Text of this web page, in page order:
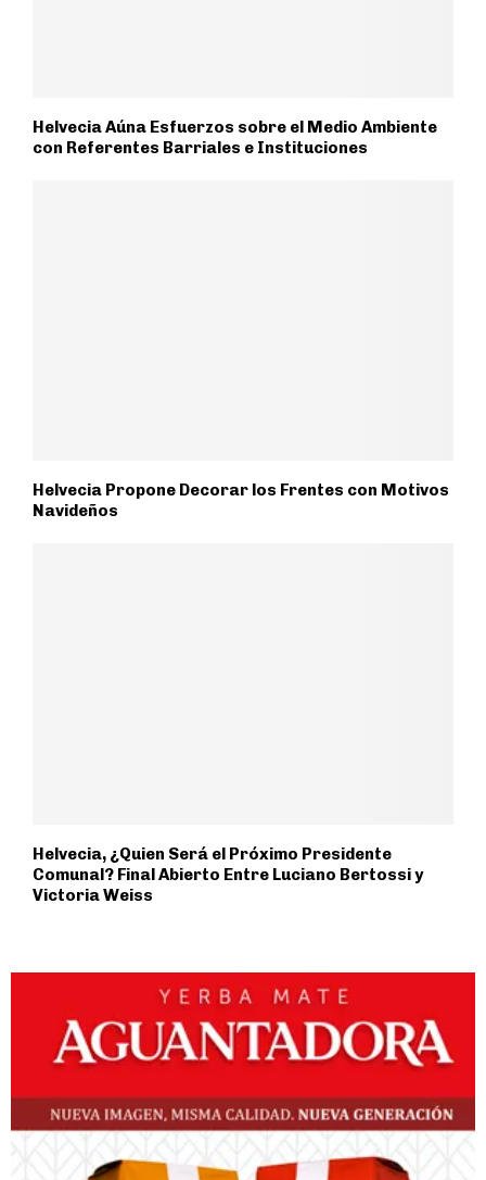
Helvecia Aúna Esfuerzos sobre el Medio Ambiente
con Referentes Barriales e Instituciones
Helvecia Propone Decorar los Frentes con Motivos
Navideños
Helvecia, ¿Quien Será el Próximo Presidente
Comunal? Final Abierto Entre Luciano Bertossi y
Victoria Weiss